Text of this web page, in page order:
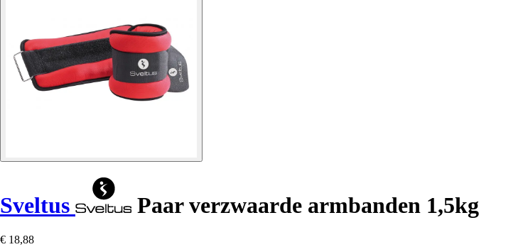
Sveltus Paar verzwaarde armbanden 1,5kg
€ 18,88